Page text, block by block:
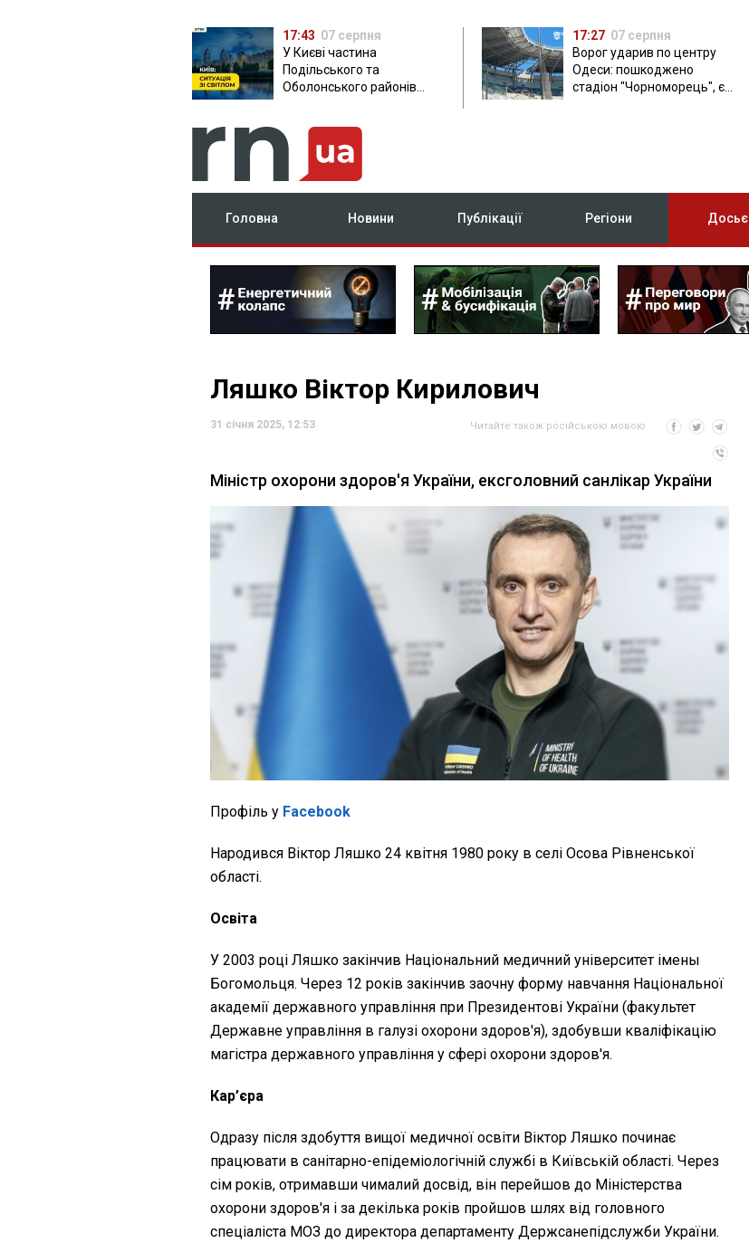
17:43 07 серпня
У Києві частина
Подільського та
Оболонського районів
17:27 07 серпня
Ворог ударив по центру
Одеси: пошкоджено
стадіон "Чорноморець", є
Головна Новини Публікації Регіони Досьє
Ляшко Віктор Кирилович
31 січня 2025, 12:53 Читайте також російською мовою
Міністр охорони здоров'я України, ексголовний санлікар України
Профіль у Facebook
Народився Віктор Ляшко 24 квітня 1980 року в селі Осова Рівненської
області.
Освіта
У 2003 році Ляшко закінчив Національний медичний університет імены
Богомольця. Через 12 років закінчив заочну форму навчання Національної
академії державного управління при Президентові України (факультет
Державне управління в галузі охорони здоров'я), здобувши кваліфікацію
магістра державного управління у сфері охорони здоров'я.
Кар’єра
Одразу після здобуття вищої медичної освіти Віктор Ляшко починає
працювати в санітарно-епідеміологічній службі в Київській області. Через
сім років, отримавши чималий досвід, він перейшов до Міністерства
охорони здоров'я і за декілька років пройшов шлях від головного
спеціаліста МОЗ до директора департаменту Держсанепідслужби України.